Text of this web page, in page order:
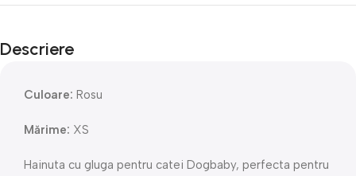
Descriere
Culoare: Rosu
Mărime: XS
Hainuta cu gluga pentru catei Dogbaby, perfecta pentru